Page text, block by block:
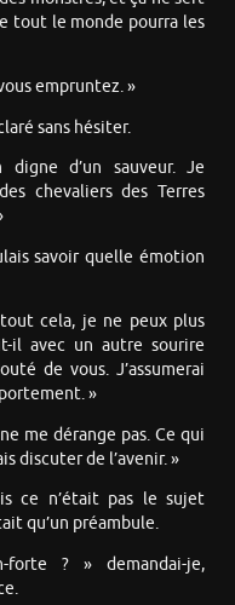
tout le monde pourra les
empruntez. »
sans hésiter.
d’un sauveur. Je
chevaliers des Terres
savoir quelle émotion
cela, je ne peux plus
il avec un autre sourire
de vous. J’assumerai
»
me dérange pas. Ce qui
discuter de l’avenir. »
ce n’était pas le sujet
qu’un préambule.
forte ? » demandai-je,